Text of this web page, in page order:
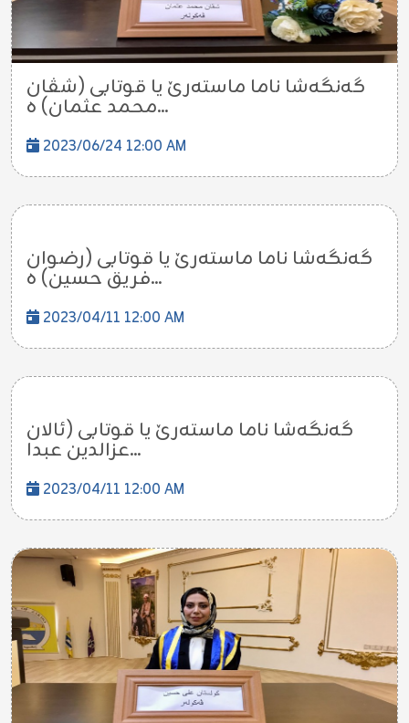
گەنگەشا ناما ماستەرێ یا قوتابی (شڤان
محمد عثمان) ه...
2023/06/24 12:00 AM
گەنگەشا ناما ماستەرێ یا قوتابی (رضوان
فريق حسين) ه...
2023/04/11 12:00 AM
گەنگەشا ناما ماستەرێ یا قوتابی (ئالان
عزالدین عبدا...
2023/04/11 12:00 AM